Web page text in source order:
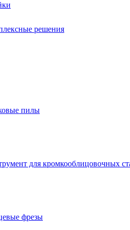
решения
пилы
для кромкооблицовочных
фрезы